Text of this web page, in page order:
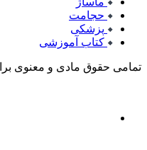
حجامت
پزشکی
کتاب آموزشی
تمامی حقوق مادی و معنوی